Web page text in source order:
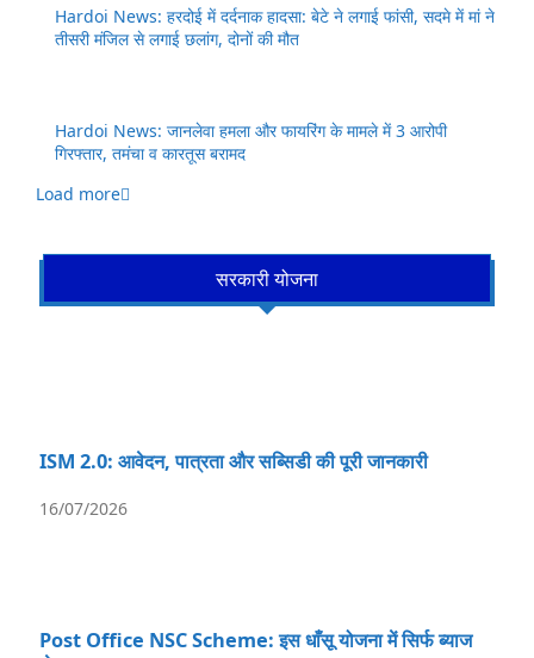
Hardoi News: हरदोई में दर्दनाक हादसा: बेटे ने लगाई फांसी, सदमे में मां ने
तीसरी मंजिल से लगाई छलांग, दोनों की मौत
Hardoi News: जानलेवा हमला और फायरिंग के मामले में 3 आरोपी
गिरफ्तार, तमंचा व कारतूस बरामद
Load more
सरकारी योजना
ISM 2.0: आवेदन, पात्रता और सब्सिडी की पूरी जानकारी
16/07/2026
Post Office NSC Scheme: इस धाँसू योजना में सिर्फ ब्याज